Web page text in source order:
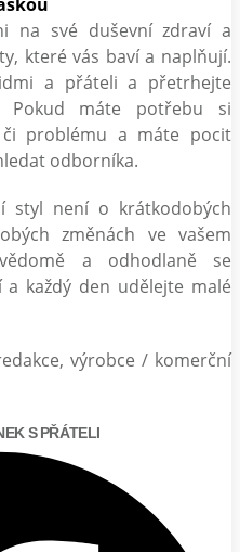
na své duševní zdraví a
které vás baví a naplňují.
a přáteli a přetrhejte
Pokud máte potřebu si
problému a máte pocit
odborníka.
styl není o krátkodobých
změnách ve vašem
a odhodlaně se
každý den udělejte malé
výrobce / komerční
S PŘÁTELI